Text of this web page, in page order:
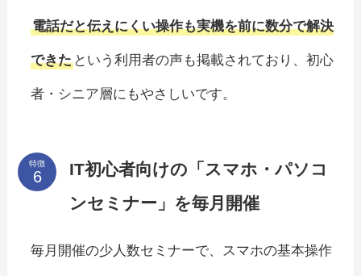
電話だと伝えにくい操作も実機を前に数分で解決
できた という利用者の声も掲載されており、初心
者・シニア層にもやさしいです。
特徴
IT初心者向けの「スマホ・パソコ
ンセミナー」を毎月開催
毎月開催の少人数セミナーで、スマホの基本操作